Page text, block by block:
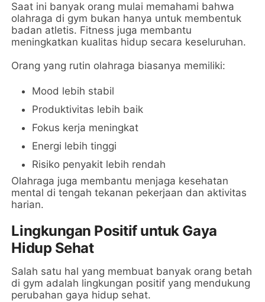
Saat ini banyak orang mulai memahami bahwa
olahraga di gym bukan hanya untuk membentuk
badan atletis. Fitness juga membantu
meningkatkan kualitas hidup secara keseluruhan.
Orang yang rutin olahraga biasanya memiliki:
Mood lebih stabil
Produktivitas lebih baik
Fokus kerja meningkat
Energi lebih tinggi
Risiko penyakit lebih rendah
Olahraga juga membantu menjaga kesehatan
mental di tengah tekanan pekerjaan dan aktivitas
harian.
Lingkungan Positif untuk Gaya
Hidup Sehat
Salah satu hal yang membuat banyak orang betah
di gym adalah lingkungan positif yang mendukung
perubahan gaya hidup sehat.